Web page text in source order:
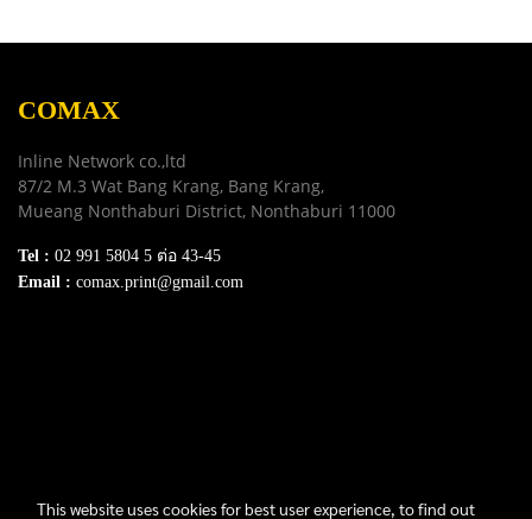
COMAX
Inline Network co.,ltd
87/2 M.3 Wat Bang Krang, Bang Krang,
Mueang Nonthaburi District, Nonthaburi 11000
Tel : 02 991 5804 5 ต่อ 43-45
Email : comax.print@gmail.com
This website uses cookies for best user experience, to find out